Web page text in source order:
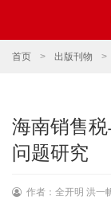
首页 > 出版刊物 >
海南销售
问题研究
作者：全开明 洪一